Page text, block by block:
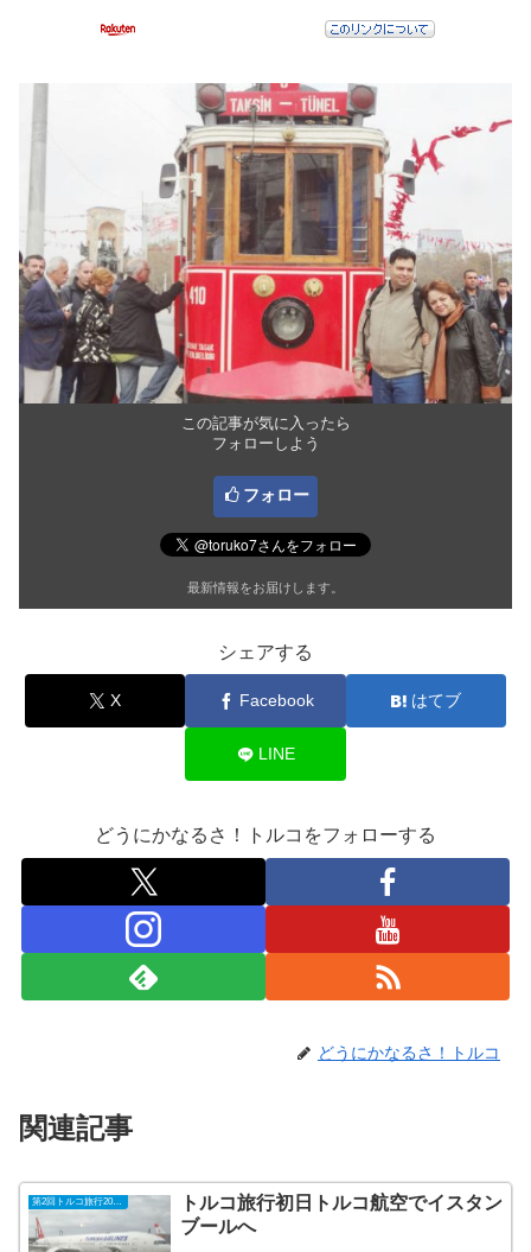
この記事が気に入ったら
フォローしよう
フォロー
最新情報をお届けします。
シェアする
X Facebook はてブ
LINE
どうにかなるさ！トルコをフォローする
どうにかなるさ！トルコ
関連記事
第2回トルコ旅行2013年
トルコ旅行初日トルコ航空でイスタン
ブールへ